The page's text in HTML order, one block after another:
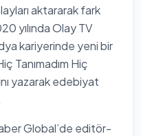
aktararak fark
yılında Olay TV
kariyerinde yeni bir
Tanımadım Hiç
yazarak edebiyat
Global’de editör-